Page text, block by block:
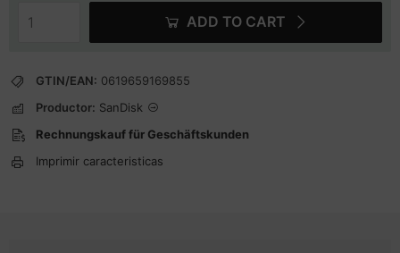
ADD TO CART
GTIN/EAN: 0619659169855
Productor: SanDisk
Rechnungskauf für Geschäftskunden
Imprimir caracteristicas